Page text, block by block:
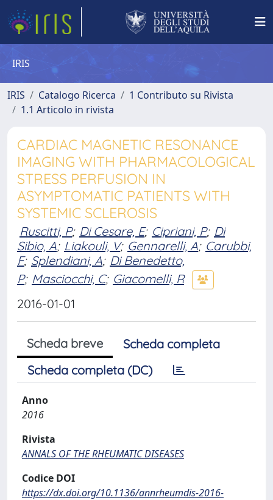
IRIS
IRIS Catalogo Ricerca
1 Contributo su Rivista
1.1 Articolo in rivista
CARDIAC MAGNETIC RESONANCE
IMAGING WITH PHARMACOLOGICAL
STRESS PERFUSION IN
ASYMPTOMATIC PATIENTS WITH
SYSTEMIC SCLEROSIS
Ruscitti, P; Di Cesare, E; Cipriani, P; Di
Sibio, A; Liakouli, V; Gennarelli, A; Carubbi,
F; Splendiani, A; Di Benedetto,
P; Masciocchi, C; Giacomelli, R
2016-01-01
Scheda breve
Scheda completa
Scheda completa (DC)
Anno
2016
Rivista
ANNALS OF THE RHEUMATIC DISEASES
Codice DOI
https://dx.doi.org/10.1136/annrheumdis-2016-